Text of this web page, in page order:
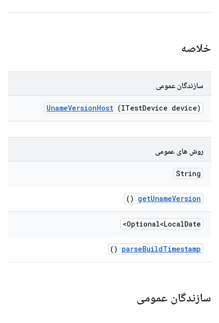
خلاصه
سازندگان عمومی
UnameVersionHost (ITestDevice device)
روش های عمومی
String
getUnameVersion
()
Optional<LocalDate>
parseBuildTimestamp
()
سازندگان عمومی